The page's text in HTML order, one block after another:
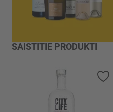
SAISTĪTIE PRODUKTI